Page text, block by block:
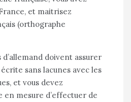
et maitrisez
(orthographe
d’allemand doivent assurer
sans lacunes avec les
et vous devez
mesure d’effectuer de